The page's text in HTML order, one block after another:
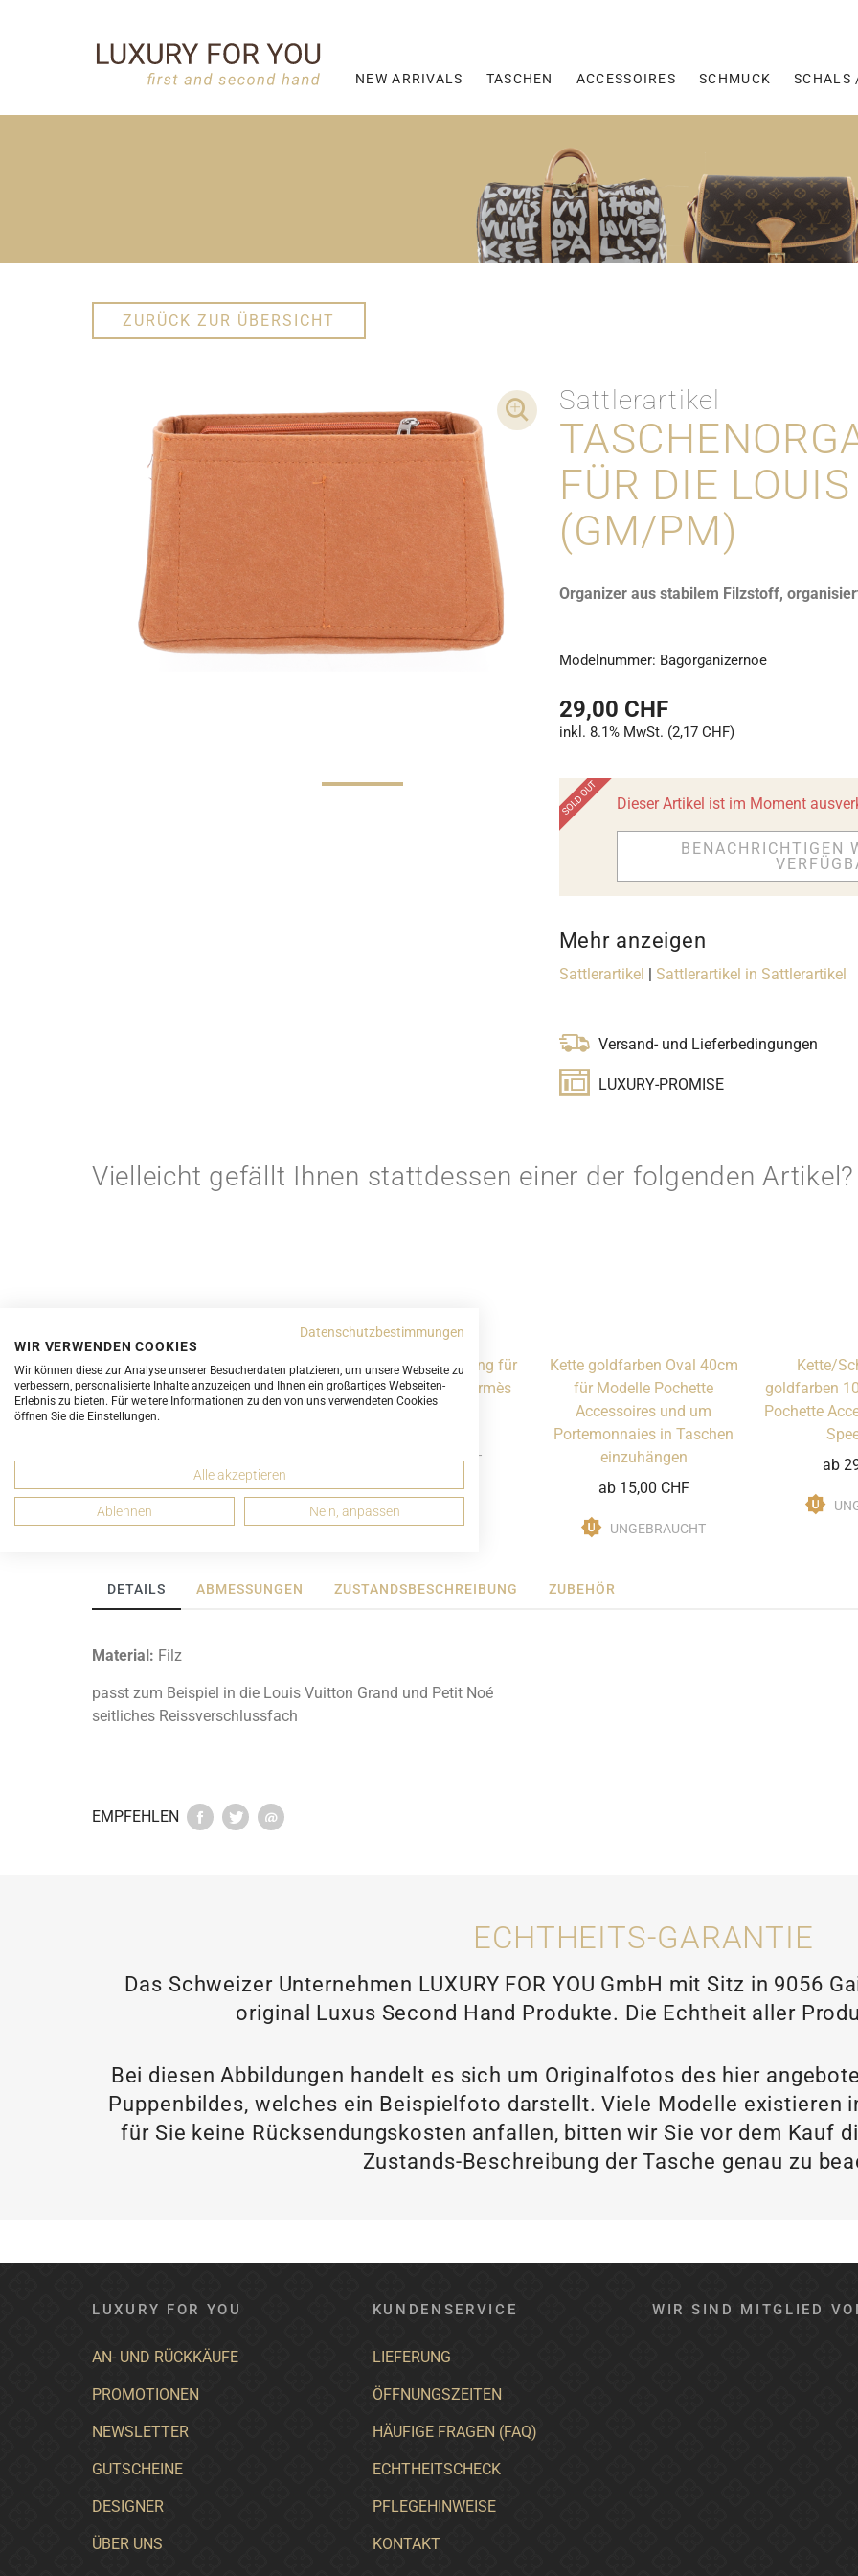
NEW ARRIVALS TASCHEN ACCESSOIRES SCHMUCK SCHALS
ZURÜCK ZUR ÜBERSICHT
DETAIL-AUFNAHMEN
Sattlerartikel
FÜR DIE
(GM/PM)
Organizer aus stabilem Filzstoff,
Modelnummer: Bagorganizernoe
29,00 CHF
inkl. 8.1% MwSt. (2,17 CHF)
Dieser Artikel ist im Moment
BENACHRICHTIGEN
Mehr anzeigen
Sattlerartikel | Sattlerartikel in Sattlerartikel
Versand- und Lieferbedingungen
LUXURY-PROMISE
Vielleicht gefällt Ihnen stattdessen einer der folgenden Artikel?
Entrupy Echtheitsprüfung für
Hermès Artikel
ab 175,00 CHF
UNGEBRAUCHT
Entrupy Echtheitsprüfung für
alle Marken ausser Hermès
UNGEBRAUCHT
Kette goldfarben Oval 40cm
für Modelle Pochette
Accessoires und um
Portemonnaies in Taschen
einzuhängen
ab 15,00 CHF
UNGEBRAUCHT
Kette/
goldfarben
Pochette
ab
DETAILS ABMESSUNGEN ZUSTANDSBESCHREIBUNG ZUBEHÖR
Material: Filz
passt zum Beispiel in die Louis Vuitton Grand und Petit Noé
seitliches Reissverschlussfach
EMPFEHLEN
ECHTHEITS-GARANTIE
Das Schweizer Unternehmen LUXURY FOR YOU GmbH mit Sitz in 9056
original Luxus Second Hand Produkte. Die Echtheit aller
Bei diesen Abbildungen handelt es sich um Originalfotos des hier
Puppenbildes, welches ein Beispielfoto darstellt. Viele Modelle existieren
für Sie keine Rücksendungskosten anfallen, bitten wir Sie vor dem Kauf
Zustands-Beschreibung der Tasche genau zu
LUXURY FOR YOU
AN- UND RÜCKKÄUFE
PROMOTIONEN
NEWSLETTER
GUTSCHEINE
DESIGNER
ÜBER UNS
KUNDENSERVICE
LIEFERUNG
ÖFFNUNGSZEITEN
HÄUFIGE FRAGEN (FAQ)
ECHTHEITSCHECK
PFLEGEHINWEISE
KONTAKT
WIR SIND MITGLIED
Datenschutzbestimmungen
WIR VERWENDEN COOKIES
Wir können diese zur Analyse unserer Besucherdaten platzieren, um unsere Webseite zu
verbessern, personalisierte Inhalte anzuzeigen und Ihnen ein großartiges Webseiten-
Erlebnis zu bieten. Für weitere Informationen zu den von uns verwendeten Cookies
öffnen Sie die Einstellungen.
Alle akzeptieren
Ablehnen Nein, anpassen